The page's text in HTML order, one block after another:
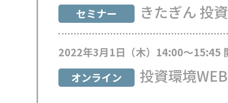
セミナー
きたぎん 投
2022年3月1日 （木）14:00～15:45
オンライン
投資環境